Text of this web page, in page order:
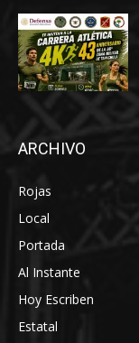
ARCHIVO
Rojas
Local
Portada
Al Instante
Hoy Escriben
Estatal